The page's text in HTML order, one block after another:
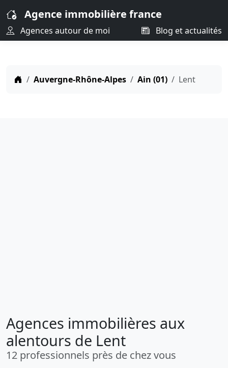
Agence immobilière france
Agences autour de moi Blog et actualités
Auvergne-Rhône-Alpes Ain (01) Lent
Agences immobilières aux
alentours de Lent
12 professionnels près de chez vous